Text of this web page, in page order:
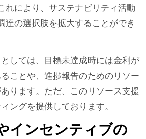
れにより、サステナビリティ活動
達の選択肢を拡大することができ
としては、目標未達成時には金利が
ことや、進捗報告のためのリソー
ります。ただ、このリソース支援
ングを提供しております。
インセンティブの